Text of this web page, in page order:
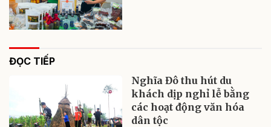
ĐỌC TIẾP
Nghĩa Đô thu hút du
khách dịp nghỉ lễ bằng
các hoạt động văn hóa
dân tộc